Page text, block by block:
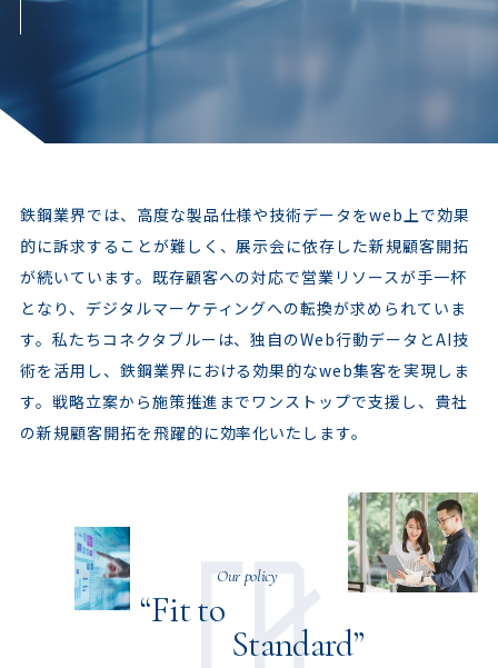
鉄鋼業界では、高度な製品仕様や技術データをweb上で効果
的に訴求することが難しく、展示会に依存した新規顧客開拓
が続いています。既存顧客への対応で営業リソースが手一杯
となり、デジタルマーケティングへの転換が求められていま
す。私たちコネクタブルーは、独自のWeb行動データとAI技
術を活用し、鉄鋼業界における効果的なweb集客を実現しま
す。戦略立案から施策推進までワンストップで支援し、貴社
の新規顧客開拓を飛躍的に効率化いたします。
Our policy
“Fit to
Standard”